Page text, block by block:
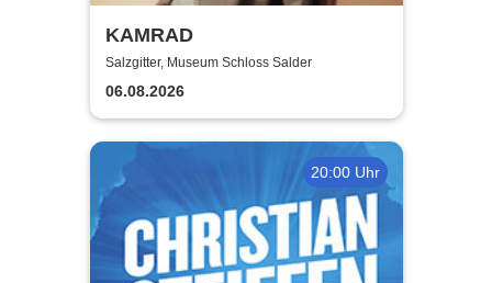
KAMRAD
Salzgitter, Museum Schloss Salder
06.08.2026
20:00 Uhr